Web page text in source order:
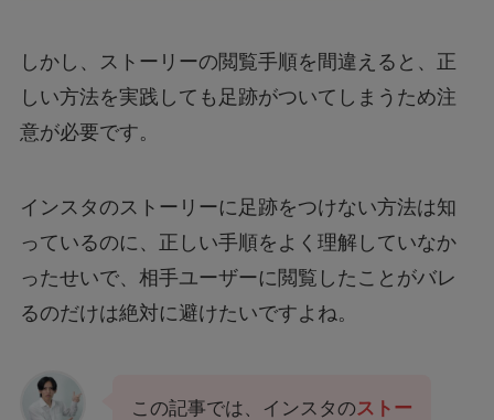
しかし、ストーリーの閲覧手順を間違えると、正
しい方法を実践しても足跡がついてしまうため注
意が必要です。
インスタのストーリーに足跡をつけない方法は知
っているのに、正しい手順をよく理解していなか
ったせいで、相手ユーザーに閲覧したことがバレ
るのだけは絶対に避けたいですよね。
この記事では、インスタのストー